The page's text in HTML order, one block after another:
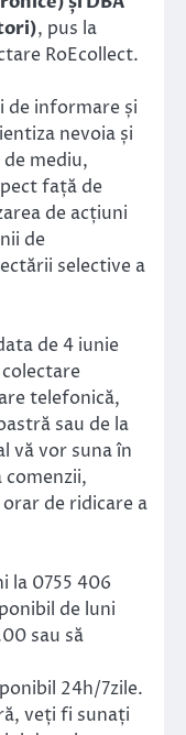
, pus la
RoEcollect.
de informare și
nevoia și
mediu,
față de
de acțiuni
de
selective a
de 4 iunie
telefonică,
sau de la
vă vor suna în
comenzii,
de ridicare a
la 0755 406
de luni
sau să
24h/7zile.
veți fi sunați